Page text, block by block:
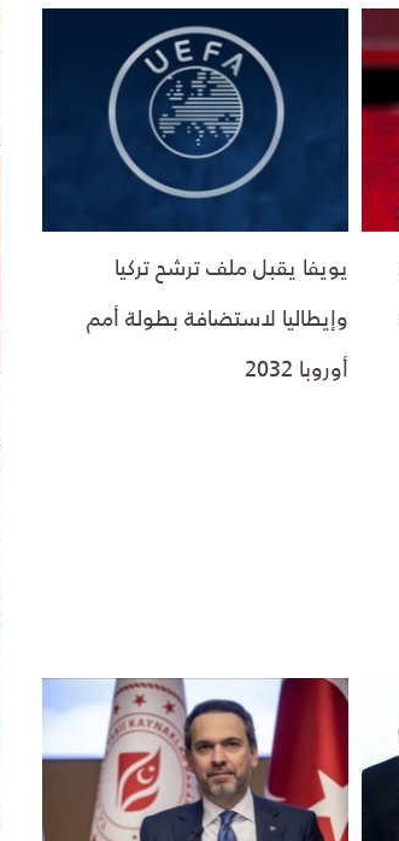
يويفا يقبل ملف ترشح تركيا
وإيطاليا لاستضافة بطولة أمم
أوروبا 2032